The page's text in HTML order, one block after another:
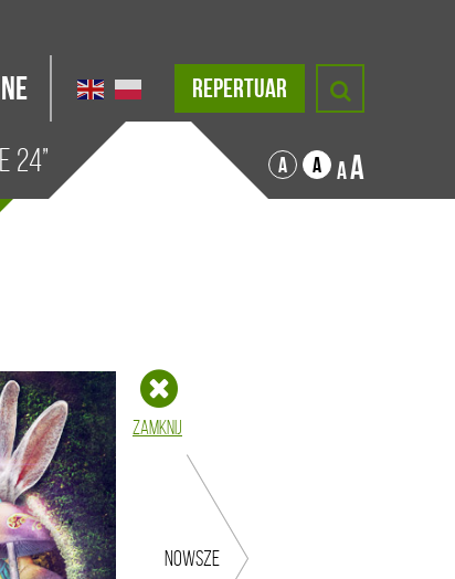
REPERTUAR
24” A A AA
Zamknij
nowsze